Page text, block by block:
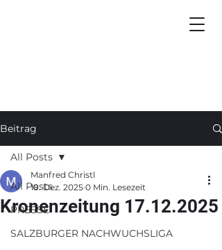
Beitrag
All Posts
PRESSE
SALZBURGER NACHWUCHSLIGA
All Posts
Kronenzeitung 17.12.2025
Manfred Christl
18. Dez. 2025 0 Min. Lesezeit